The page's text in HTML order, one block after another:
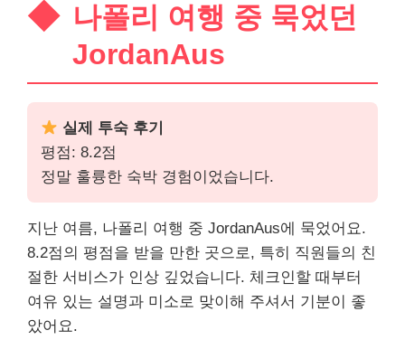
나폴리 여행 중 묵었던
JordanAus
실제 투숙 후기
평점: 8.2점
정말 훌륭한 숙박 경험이었습니다.
지난 여름, 나폴리 여행 중 JordanAus에 묵었어요.
8.2점의 평점을 받을 만한 곳으로, 특히 직원들의 친
절한 서비스가 인상 깊었습니다. 체크인할 때부터
여유 있는 설명과 미소로 맞이해 주셔서 기분이 좋
았어요.